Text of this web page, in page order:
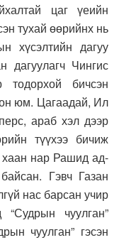
цаг үеийн
тухай өөрийнх нь
хүсэлтийн дагуу
дагуулагч Чингис
бичсэн
юм. Цагаадай, Ил
араб хэл дээр
түүхээ бичиж
хаан нар Рашид ад-
Гэвч Газан
нас барсан учир
чуулган”
чуулган” гэсэн